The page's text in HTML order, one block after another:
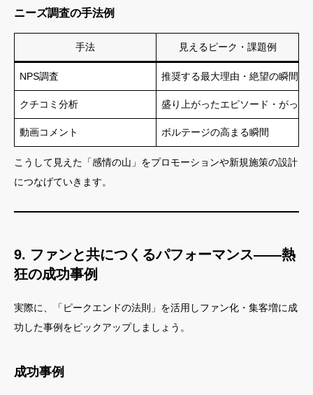
ニーズ調査の手法例
手法 見えるピーク・課題例
NPS調査 推奨する最大理由・絶望の瞬間
クチコミ分析 盛り上がったエピソード・がっか
動画コメント ボルテージの高まる瞬間
こうして見えた「感情の山」をプロモーションや新規施策の設計
につなげていきます。
9. ファンと共につくるパフォーマンス——熱
狂の成功事例
実際に、「ピークエンドの法則」を活用しファン化・集客増に成
功した事例をピックアップしましょう。
成功事例